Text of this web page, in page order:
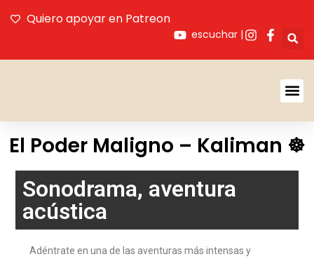
Quiero apoyar en Patreon
escuchar |
El Poder Maligno – Kaliman ☸️
Sonodrama, aventura
acústica
Adéntrate en una de las aventuras más intensas y